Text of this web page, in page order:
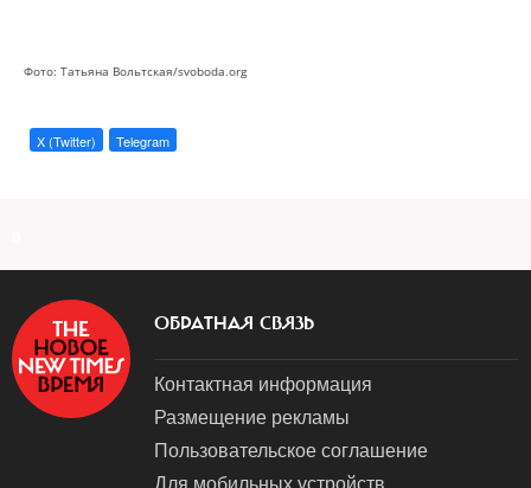
Фото: Татьяна Вольтская/svoboda.org
X (Twitter) Telegram
ОБРАТНАЯ СВЯЗЬ
Контактная информация
Размещение рекламы
Пользовательское соглашение
Для мобильных устройств